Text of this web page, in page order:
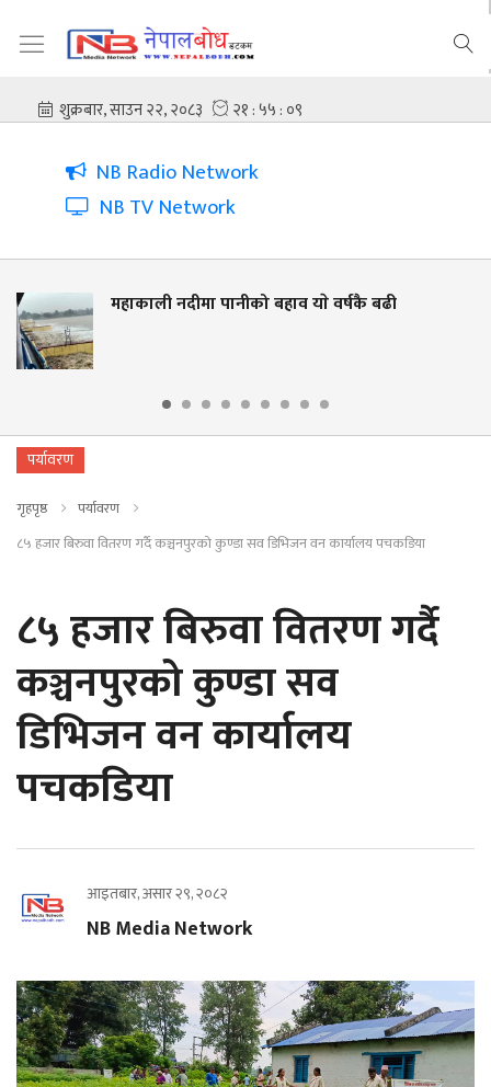
NB Radio Network
NB TV Network
महाकाली नदीमा पानीको बहाव याे वर्षकै बढी
पर्यावरण
गृहपृष्ठ
पर्यावरण
८५ हजार बिरुवा वितरण गर्दै कञ्चनपुरको कुण्डा सव डिभिजन वन कार्यालय पचकडिया
८५ हजार बिरुवा वितरण गर्दै
कञ्चनपुरको कुण्डा सव
डिभिजन वन कार्यालय
पचकडिया
आइतबार, असार २९, २०८२
NB Media Network